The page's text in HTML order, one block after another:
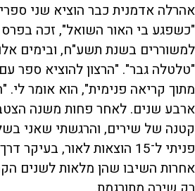
אהרלה אדמנית כבר הוציא שני
"כשפגע בי האור השואל", זכה
למשוררים בשנת תשע"ח, ובימים
"טלטלה גבר". "הרצון להוציא ספר
מתוך קריאה פנימית", הוא אומר לי.
ארבע שנים. לאחר פחות משנה
קטנה של שירים, והרגשתי שאני
פניתי ל־15 הוצאות לאור,
אחרות השיבו שהן מלאות לשנים